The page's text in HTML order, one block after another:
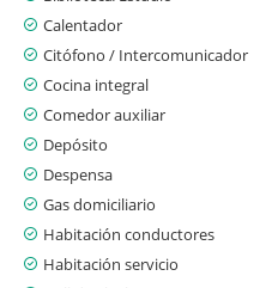
Calentador
Citófono / Intercomunicador
Cocina integral
Comedor auxiliar
Depósito
Despensa
Gas domiciliario
Habitación conductores
Habitación servicio